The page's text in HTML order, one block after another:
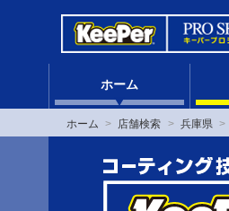
ホーム
ホーム 店舗検索 兵庫県